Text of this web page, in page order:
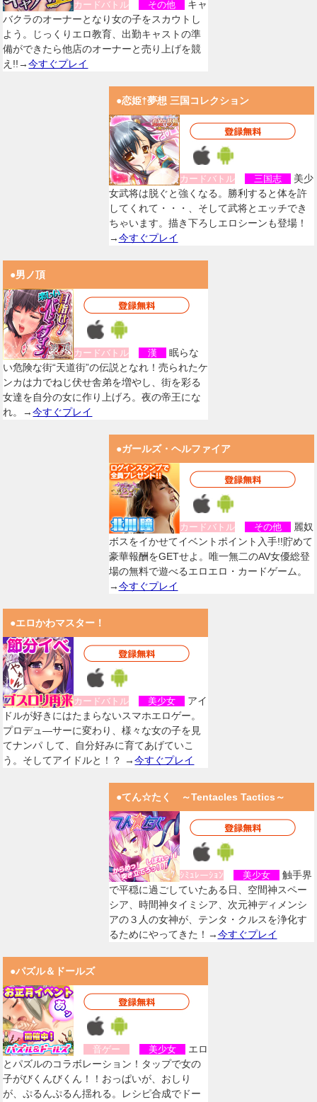
カードバトル その他
キャ
バクラのオーナーとなり女の子をスカウトし
よう。じっくりエロ教育、出勤キャストの準
備ができたら他店のオーナーと売り上げを競
え!!→今すぐプレイ
●恋姫†夢想 三国コレクション
カードバトル 三国志
美少
女武将は脱ぐと強くなる。勝利すると体を許
してくれて・・・、そして武将とエッチでき
ちゃいます。描き下ろしエロシーンも登場！
→今すぐプレイ
●男ノ頂
カードバトル 漢
眠らな
い危険な街“天道街”の伝説となれ！売られたケ
ンカは力でねじ伏せ舎弟を増やし、街を彩る
女達を自分の女に作り上げろ。夜の帝王にな
れ。→今すぐプレイ
●ガールズ・ヘルファイア
カードバトル その他
麗奴
ボスをイかせてイベントポイント入手!!貯めて
豪華報酬をGETせよ。唯一無二のAV女優総登
場の無料で遊べるエロエロ・カードゲーム。
→今すぐプレイ
●エロかわマスター！
カードバトル 美少女
アイ
ドルが好きにはたまらないスマホエロゲー。
プロデュ―サーに変わり、様々な女の子を見
てナンパ して、自分好みに育てあげていこ
う。そしてアイドルと！？ →今すぐプレイ
●てん☆たく ～Tentacles Tactics～
ｼﾐｭﾚーｼｮﾝ 美少女
触手界
で平穏に過ごしていたある日、空間神スペー
シア、時間神タイミシア、次元神ディメンシ
アの３人の女神が、テンタ・クルスを浄化す
るためにやってきた！→今すぐプレイ
●パズル＆ドールズ
音ゲー 美少女
エロ
とパズルのコラボレーション！タップで女の
子がびくんびくん！！おっぱいが、おしり
が、ぷるんぷるん揺れる。レシピ合成でドー